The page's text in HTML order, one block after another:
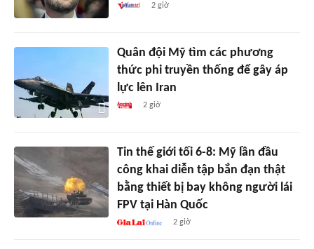
2 giờ
Quân đội Mỹ tìm các phương
thức phi truyền thống để gây áp
lực lên Iran
2 giờ
Tin thế giới tối 6-8: Mỹ lần đầu
công khai diễn tập bắn đạn thật
bằng thiết bị bay không người lái
FPV tại Hàn Quốc
2 giờ